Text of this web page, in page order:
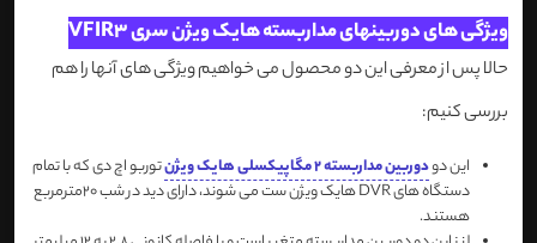
ویژگی های دوربینهای مداربسته هایک ویژن سری VFIR3
حالا پس از معرفی این دو محصول می خواهیم ویژگی های آنها را هم
بررسی کنیم:
این دودوربین مداربسته 2 مگاپیکسلی هایک ویژن
توربو اچ دی که با تمام
دستگاه های DVR هایک ویژن ست می شوند، دارای دید در شب 20مترمربع
هستند.